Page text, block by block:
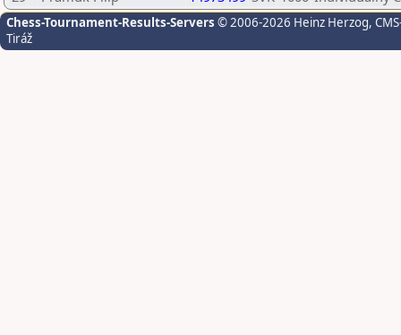
Chess-Tournament-Results-Servers © 2006-2026 Heinz Herzog,
Tiráž